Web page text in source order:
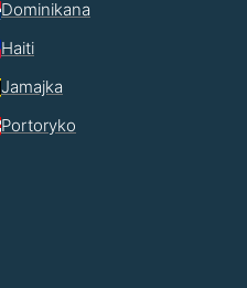
Dominikana
Haiti
Jamajka
Portoryko